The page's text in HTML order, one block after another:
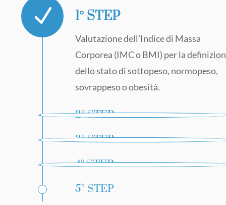
1° STEP
Valutazione dell’Indice di Massa
Corporea (IMC o BMI) per la
dello stato di sottopeso, normopeso,
sovrappeso o obesità.
2° STEP
3° STEP
4° STEP
5° STEP